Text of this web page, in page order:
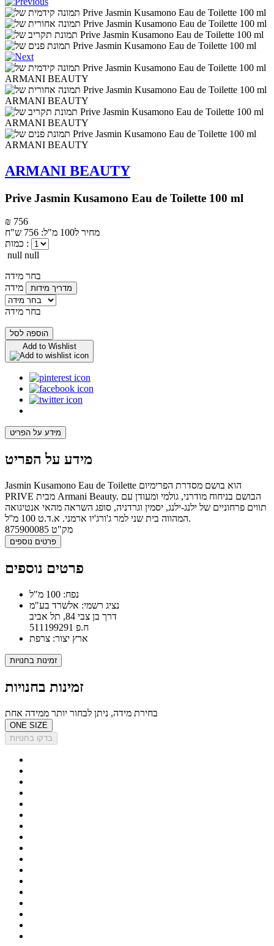
ARMANI BEAUTY
Prive Jasmin Kusamono Eau de Toilette 100 ml
₪ 756
מחיר ל100 מ"ל: 756 ש"ח
כמות :
null null
בחר מידה
מידה
מדריך מידות
בחר מידה
הוספה לסל
Add to Wishlist
מידע על הפריט
מידע על הפריט
Jasmin Kusamono Eau de Toilette הוא בושם מסדרת הפרימיום
PRIVE מבית Armani Beauty. הבושם בניחוח מודרני, גולמי ומעודן עם
תווים פרחוניים של ילנג-ילנג, יסמין וגרדניה, סופג השראה מהאי אנטיגואה
המהווה בית שני למר ג'ורג'יו ארמני. א.ד.ט 100 מ''ל.
מק"ט 875900085
פרטים נוספים
פרטים נוספים
נפח: 100 מ"ל
נציג רשמי: אלשרד בע"מ
דרך בן צבי 84, תל אביב
ח.פ 511199291
ארץ יצור: צרפת
זמינות בחנויות
זמינות בחנויות
בחירת מידה, ניתן לבחור יותר ממידה אחת
ONE SIZE
בדקו בחנויות